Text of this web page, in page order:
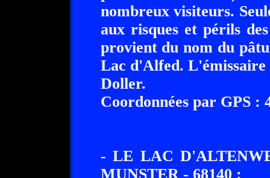
nombreux visiteurs.
aux risques et périls
provient du nom du
Lac d'Alfed. L'émissaire
Doller.
Coordonnées par GPS :
- LE LAC
MUNSTER - 68140 :